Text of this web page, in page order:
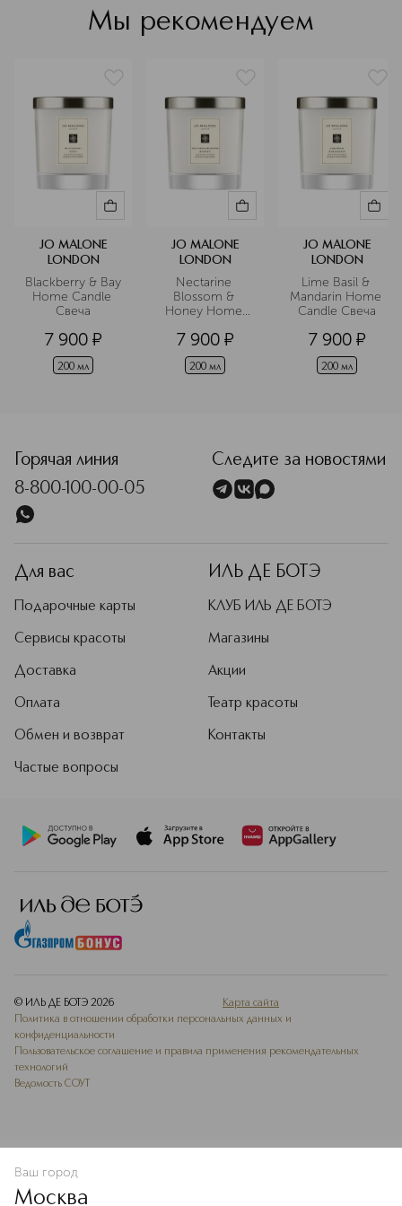
появились в 1994 году и сразу нашли
духи для женщин и мужчин, но и
средства для тела и дома, которые
легко узнать по минималистичному
дизайну и характерному, по-
британски тонкому стилю.
Подробнее
Мы рекомендуем
JO MALONE
LONDON
Blackberry & Bay
Home Candle
Свеча
7 900 ¤
200 мл
JO MALONE
LONDON
Nectarine
Blossom &
Honey Home
7 900 ¤
200 мл
JO MALONE
LONDON
Lime Basil &
Mandarin Home
Candle Свеча
7 900 ¤
200 мл
В КОРЗИНУ
Горячая линия
8-800-100-00-05
Следите за новостями
Для вас
Подарочные карты
Сервисы красоты
Доставка
Оплата
Обмен и возврат
Частые вопросы
ИЛЬ ДЕ БОТЭ
КЛУБ ИЛЬ ДЕ БОТЭ
Магазины
Акции
Театр красоты
Контакты
© ИЛЬ ДЕ БОТЭ 2026
Карта сайта
Политика в отношении обработки персональных данных и
конфиденциальности
Пользовательское соглашение и правила применения рекомендательных
технологий
Ведомость СОУТ
Ваш город
Москва